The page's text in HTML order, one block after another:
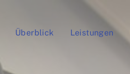
Überblick Leistungen